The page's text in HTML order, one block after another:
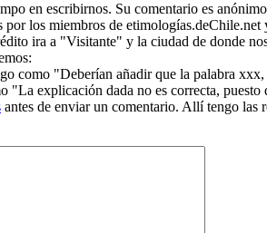
en escribirnos. Su comentario es
los miembros de
ira a "Visitante" y la ciudad de donde
como "Deberían añadir que la palabra
"La explicación dada no es correcta,
antes de enviar un comentario. Allí tengo las